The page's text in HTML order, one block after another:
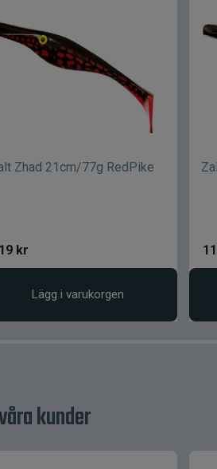
Zhad 21cm/77g RedPike
kr
Lägg i varukorgen
kunder